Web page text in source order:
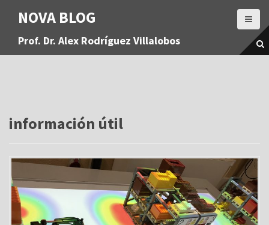
a
NOVA BLOG
Prof. Dr. Alex Rodríguez Villalobos
información útil